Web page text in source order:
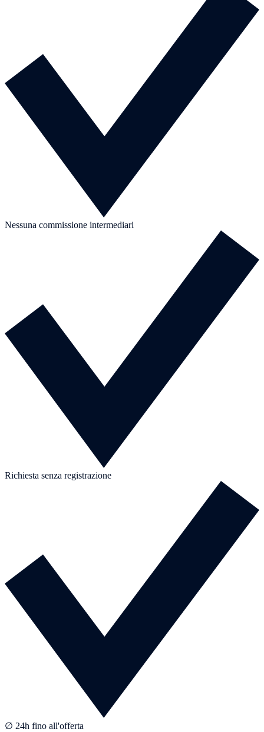
Nessuna commissione intermediari
Richiesta senza registrazione
∅ 24h fino all'offerta